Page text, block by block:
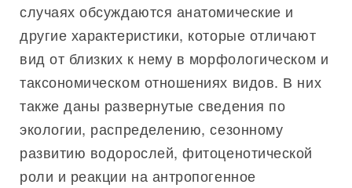
случаях обсуждаются анатомические и
другие характеристики, которые отличают
вид от близких к нему в морфологическом и
таксономическом отношениях видов. В них
также даны развернутые сведения по
экологии, распределению, сезонному
развитию водорослей, фитоценотической
роли и реакции на антропогенное